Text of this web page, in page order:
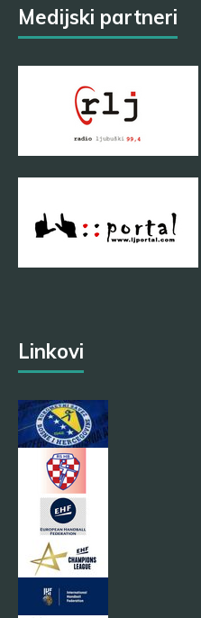
Medijski partneri
Linkovi